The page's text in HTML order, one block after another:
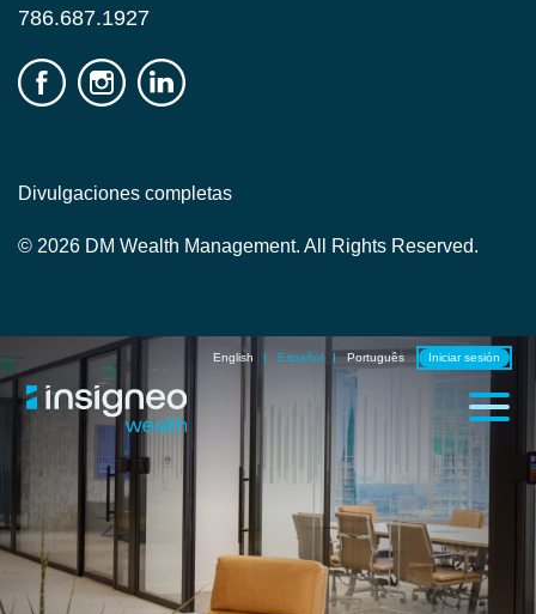
786.687.1927
© 2026 DM Wealth Management. All Rights Reserved.
Divulgaciones completas